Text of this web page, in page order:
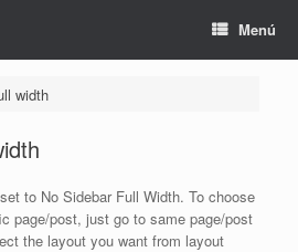
Menú
width
to No Sidebar Full Width. To choose
page/post, just go to same page/post
the layout you want from layout